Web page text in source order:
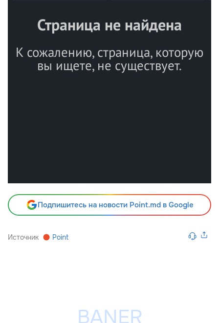
Подпишитесь на новости Point.md в Google
Источник Point